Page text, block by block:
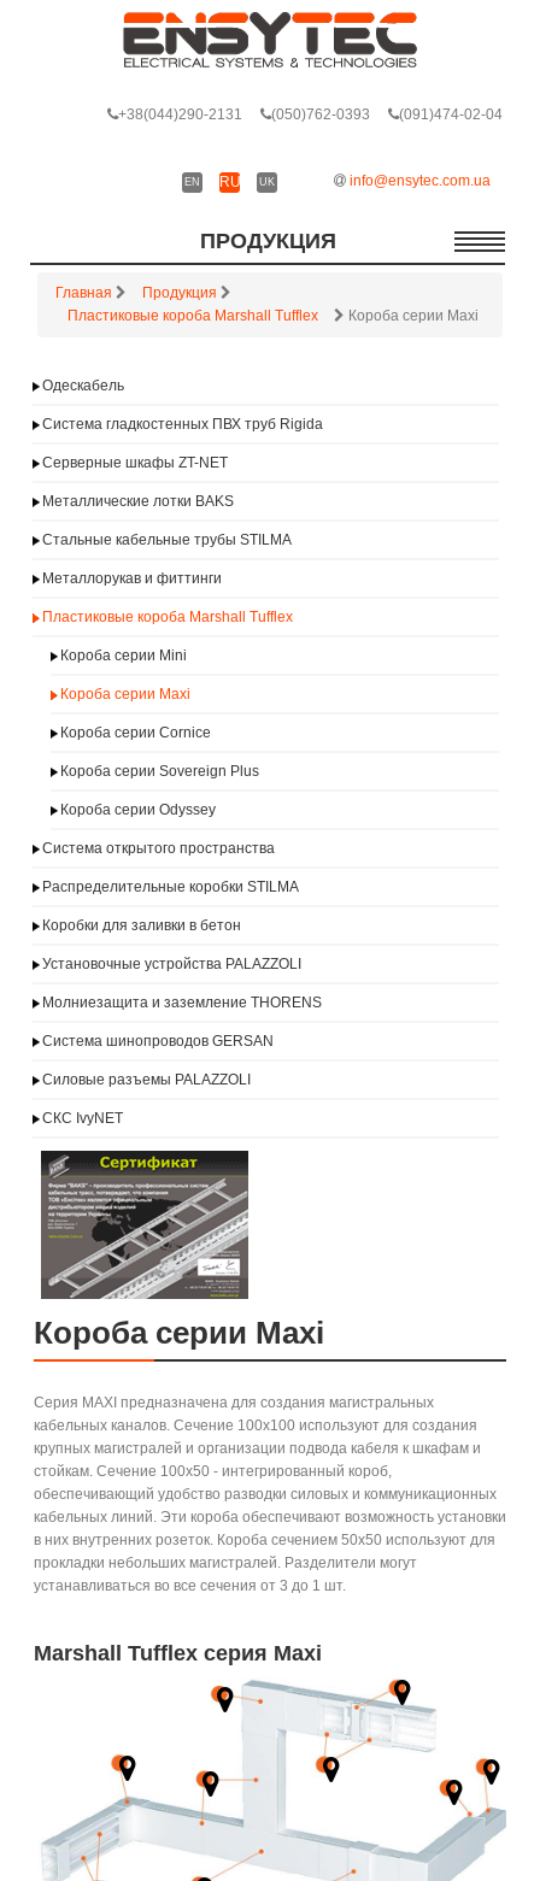
(091)474-02-04
(050)762-0393
+38(044)290-2131
info@ensytec.com.ua
UK
RU
EN
ПРОДУКЦИЯ
Главная
Продукция
Пластиковые короба Marshall Tufflex
Короба серии Maxi
Одескабель
Система гладкостенных ПВХ труб Rigida
Серверные шкафы ZT-NET
Металлические лотки BAKS
Стальные кабельные трубы STILMA
Металлорукав и фиттинги
Пластиковые короба Marshall Tufflex
Короба серии Mini
Короба серии Maxi
Короба серии Cornice
Короба серии Sovereign Plus
Короба серии Odyssey
Система открытого пространства
Распределительные коробки STILMA
Коробки для заливки в бетон
Установочные устройства PALAZZOLI
Молниезащита и заземление THORENS
Система шинопроводов GERSAN
Силовые разъемы PALAZZOLI
СКС IvyNET
Короба серии Maxi
Серия MAXI предназначена для создания магистральных
кабельных каналов. Сечение 100х100 используют для создания
крупных магистралей и организации подвода кабеля к шкафам и
стойкам. Сечение 100х50 - интегрированный короб,
обеспечивающий удобство разводки силовых и коммуникационных
кабельных линий. Эти короба обеспечивают возможность установки
в них внутренних розеток. Короба сечением 50х50 используют для
прокладки небольших магистралей. Разделители могут
устанавливаться во все сечения от 3 до 1 шт.
Marshall Tufflex серия Maxi